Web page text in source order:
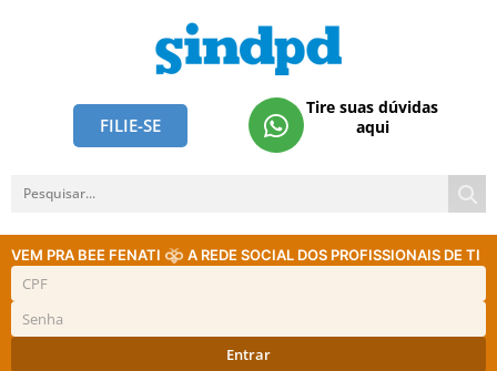
FILIE-SE
Tire suas dúvidas
aqui
VEM PRA BEE FENATI A REDE SOCIAL DOS PROFISSIONAIS DE TI
Entrar